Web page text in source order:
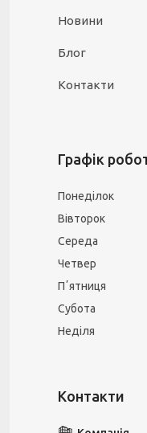
Новини
Блог
Контакти
Графік
Понеділок
Вівторок
Середа
Четвер
Пʼятниця
Субота
Неділя